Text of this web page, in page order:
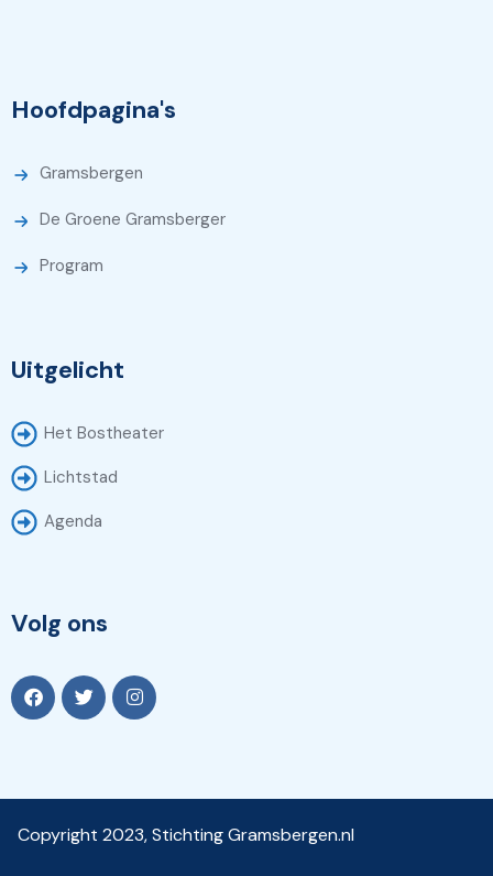
Hoofdpagina's
Gramsbergen
De Groene Gramsberger
Program
Uitgelicht
Het Bostheater
Lichtstad
Agenda
Volg ons
Copyright 2023, Stichting Gramsbergen.nl